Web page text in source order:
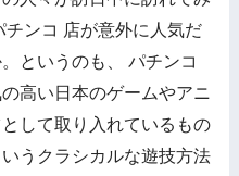
ンコ 店が意外に人気だ
というのも、 パチンコ
高い日本のゲームやアニ
して取り入れているもの
うクラシカルな遊技方法